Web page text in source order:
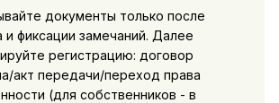
документы только после
и фиксации замечаний. Далее
регистрацию: договор
акт передачи/переход права
(для собственников - в